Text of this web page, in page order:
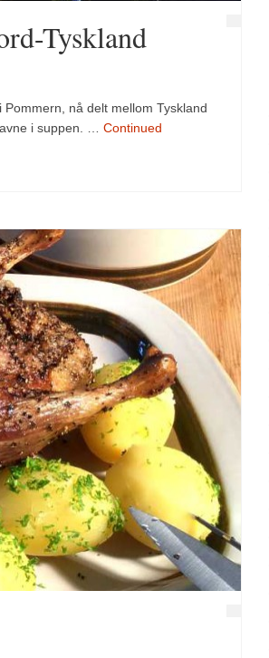
Tyskland
nå delt mellom Tyskland
i suppen. … Continued